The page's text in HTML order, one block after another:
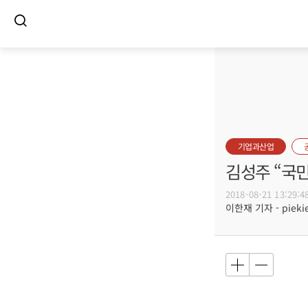
기업과산업
김성주 “국
2018-08-21
이한재 기자 -